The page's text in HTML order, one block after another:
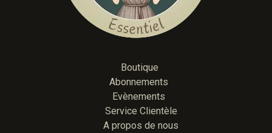
Boutique
Abonnements
Evènements
Service Clientèle
A propos de nous